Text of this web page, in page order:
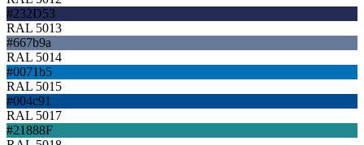
#232D53
RAL 5013
#667b9a
RAL 5014
#0071b5
RAL 5015
#004c91
RAL 5017
#21888F